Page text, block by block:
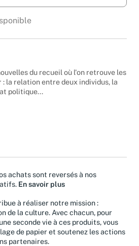
du recueil où l'on retrouve les
la relation entre deux individus, la
politique...
achats sont reversés à nos
En savoir plus
à réaliser notre mission :
de la culture. Avec chacun, pour
seconde vie à ces produits, vous
de papier et soutenez les actions
partenaires.